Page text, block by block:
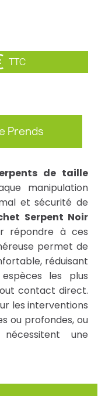
TTC
Prends
de taille
manipulation
et sécurité de
Serpent Noir
répondre à ces
permet de
réduisant
les plus
contact direct.
les interventions
ou profondes, ou
une